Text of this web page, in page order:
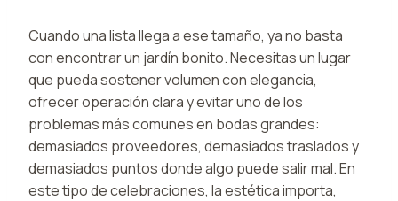
Cuando una lista llega a ese tamaño, ya no basta
con encontrar un jardín bonito. Necesitas un lugar
que pueda sostener volumen con elegancia,
ofrecer operación clara y evitar uno de los
problemas más comunes en bodas grandes:
demasiados proveedores, demasiados traslados y
demasiados puntos donde algo puede salir mal. En
este tipo de celebraciones, la estética importa,